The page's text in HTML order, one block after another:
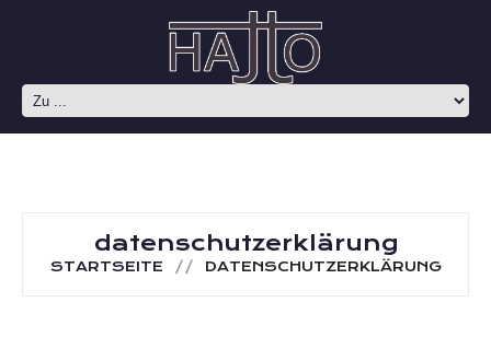
datenschutzerklärung
STARTSEITE DATENSCHUTZERKLÄRUNG